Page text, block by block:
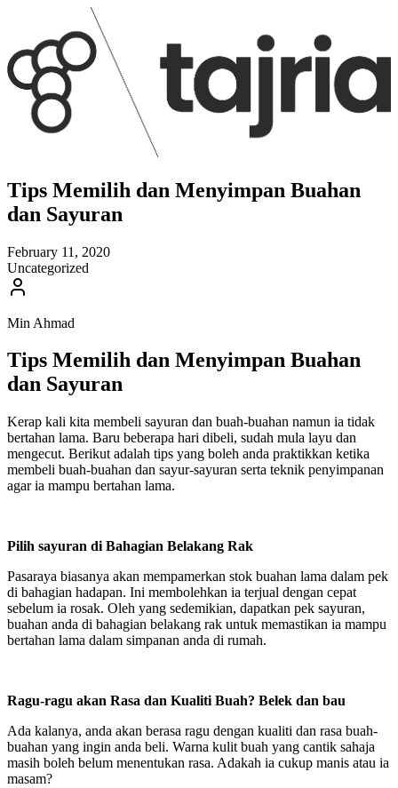
Tips Memilih dan Menyimpan Buahan
dan Sayuran
February 11, 2020
Uncategorized
Min Ahmad
Tips Memilih dan Menyimpan Buahan
dan Sayuran
Kerap kali kita membeli sayuran dan buah-buahan namun ia tidak
bertahan lama. Baru beberapa hari dibeli, sudah mula layu dan
mengecut. Berikut adalah tips yang boleh anda praktikkan ketika
membeli buah-buahan dan sayur-sayuran serta teknik penyimpanan
agar ia mampu bertahan lama.
Pilih sayuran di Bahagian Belakang Rak
Pasaraya biasanya akan mempamerkan stok buahan lama dalam pek
di bahagian hadapan. Ini membolehkan ia terjual dengan cepat
sebelum ia rosak. Oleh yang sedemikian, dapatkan pek sayuran,
buahan anda di bahagian belakang rak untuk memastikan ia mampu
bertahan lama dalam simpanan anda di rumah.
Ragu-ragu akan Rasa dan Kualiti Buah? Belek dan bau
Ada kalanya, anda akan berasa ragu dengan kualiti dan rasa buah-
buahan yang ingin anda beli. Warna kulit buah yang cantik sahaja
masih boleh belum menentukan rasa. Adakah ia cukup manis atau ia
masam?